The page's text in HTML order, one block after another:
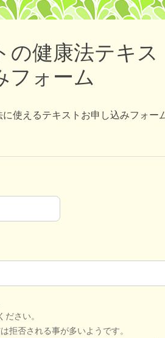
の健康法テキス
フォーム
使えるテキストお申し込みフォー
さい。
拒否される事が多いようです。